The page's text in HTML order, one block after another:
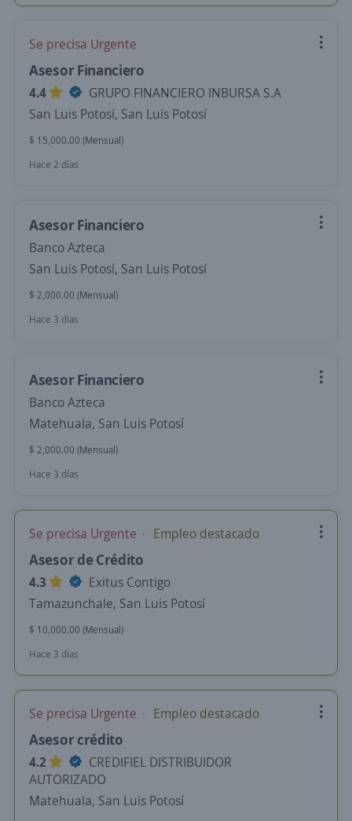
Se precisa Urgente
Asesor Financiero
4.4
GRUPO FINANCIERO INBURSA S.A
San Luis Potosí, San Luis Potosí
$ 15,000.00 (Mensual)
Hace 2 días
Asesor Financiero
Banco Azteca
San Luis Potosí, San Luis Potosí
$ 2,000.00 (Mensual)
Hace 3 días
Asesor Financiero
Banco Azteca
Matehuala, San Luis Potosí
$ 2,000.00 (Mensual)
Hace 3 días
Se precisa Urgente Empleo destacado
Asesor de Crédito
4.3
Exitus Contigo
Tamazunchale, San Luis Potosí
$ 10,000.00 (Mensual)
Hace 3 días
Se precisa Urgente Empleo destacado
Asesor crédito
4.2
CREDIFIEL DISTRIBUIDOR
AUTORIZADO
Matehuala, San Luis Potosí